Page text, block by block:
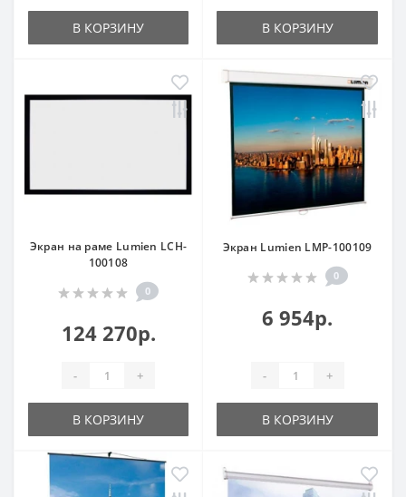
В КОРЗИНУ В КОРЗИНУ
Экран на раме Lumien LCH-
100108
0
124 270р.
- +
В КОРЗИНУ
Экран Lumien LMP-100109
0
6 954р.
- +
В КОРЗИНУ